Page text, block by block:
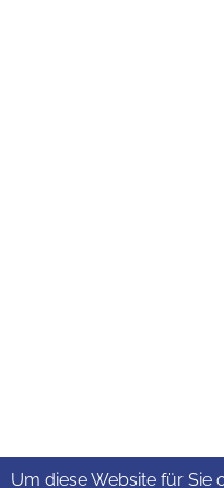
Um diese Website für